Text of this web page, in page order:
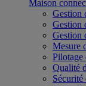
Maison
Gestion
Gestion
Gestion
Mesure
Pilotage
Qualité
Sécurité